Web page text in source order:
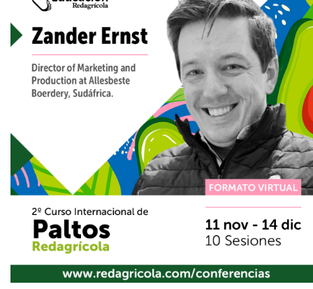
sistemas
de
conducción
palto:
experiencia
la
variedad
Maluma